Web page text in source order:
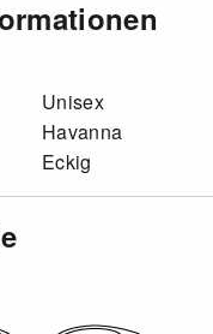
Unisex
Havanna
Eckig